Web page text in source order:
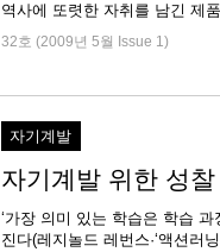
역사에 또렷한 자취를 남긴 제
32호 (2009년 5월 Issue 1)
자기계발
자기계발 위한 성찰
‘가장 의미 있는 학습은 학습
진다(레지놀드 레번스·‘액션러